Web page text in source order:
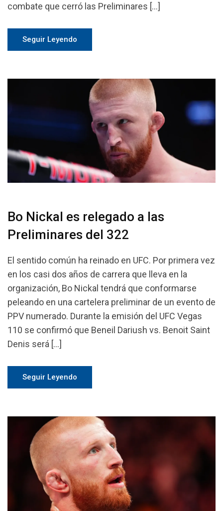
combate que cerró las Preliminares […]
Seguir Leyendo
Bo Nickal es relegado a las
Preliminares del 322
El sentido común ha reinado en UFC. Por primera vez
en los casi dos años de carrera que lleva en la
organización, Bo Nickal tendrá que conformarse
peleando en una cartelera preliminar de un evento de
PPV numerado. Durante la emisión del UFC Vegas
110 se confirmó que Beneil Dariush vs. Benoit Saint
Denis será […]
Seguir Leyendo